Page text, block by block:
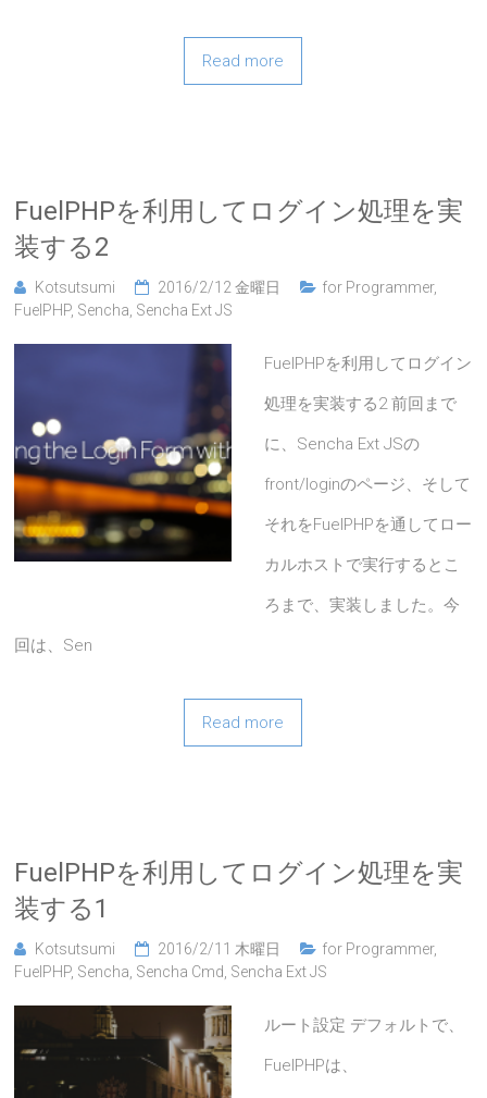
Read more
FuelPHPを利用してログイン処理を実
装する2
Kotsutsumi 2016/2/12 金曜日 for Programmer,
FuelPHP, Sencha Sencha Ext JS
FuelPHPを利用してログイン
処理を実装する2 前回まで
に、Sencha Ext JSの
front/loginのページ、そして
それをFuelPHPを通してロー
カルホストで実行するとこ
ろまで、実装しました。今
回は、Sen
Read more
FuelPHPを利用してログイン処理を実
装する1
Kotsutsumi 2016/2/11 木曜日 for Programmer,
FuelPHP, Sencha Sencha Cmd Sencha Ext JS
ルート設定 デフォルトで、
FuelPHPは、